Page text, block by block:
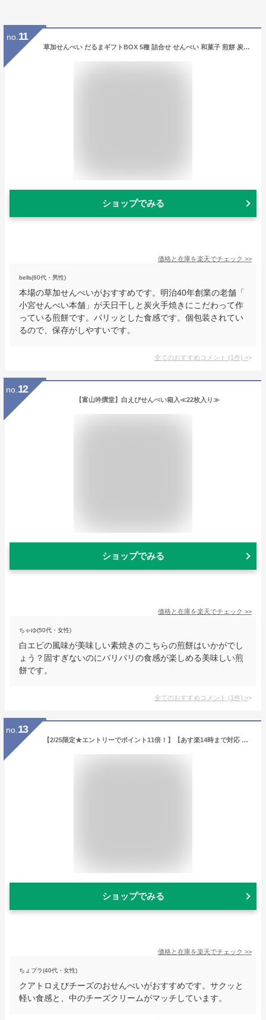
no. 11
草加せんべい だるまギフトBOX 5種 詰合せ せんべい 和菓子 煎餅 炭火手焼き 伝統製法 ギフトボックス 化粧箱入り かたやき ごま のり えび 辛し 老舗 小宮のせんべい 埼玉 小宮せんべい本舗
ショップでみる
価格と在庫を楽天でチェック >>
bells(60代・男性)
本場の草加せんべいがおすすめです。明治40年創業の老舗「
小宮せんべい本舗」が天日干しと炭火手焼きにこだわって作
っている煎餅です。パリッとした食感です。個包装されてい
るので、保存がしやすいです。
全てのおすすめコメント (1件) >
no. 12
【富山吟撰堂】白えびせんべい箱入≪22枚入り≫
ショップでみる
価格と在庫を楽天でチェック >>
ちゃゆ(50代・女性)
白エビの風味が美味しい素焼きのこちらの煎餅はいかがでし
ょう？固すぎないのにパリパリの食感が楽しめる美味しい煎
餅です。
全てのおすすめコメント (1件) >
no. 13
【2/25限定★エントリーでポイント11倍！】【あす楽14時まで対応 ※日・祝除く】スイーツ 内祝い クアトロえびチーズ バラエティー セット（海老煎餅本舗 志満秀 エビせん）（QU-20） 写真入り メッセージカード無料 名入れ ホワイトデー お返し
ショップでみる
価格と在庫を楽天でチェック >>
ちょプラ(40代・女性)
クアトロえびチーズのおせんべいがおすすめです。サクッと
軽い食感と、中のチーズクリームがマッチしています。